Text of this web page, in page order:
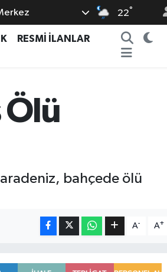
22°
RESMİ İLANLAR
Ölü
bahçede ölü
A- A+